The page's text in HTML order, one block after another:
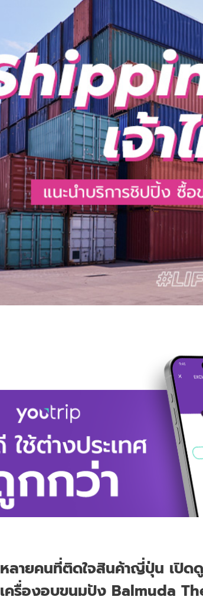
หลายคนที่ติดใจสินค้าญี่ปุ่น เปิดดู
เครื่องอบขนมปัง Balmuda